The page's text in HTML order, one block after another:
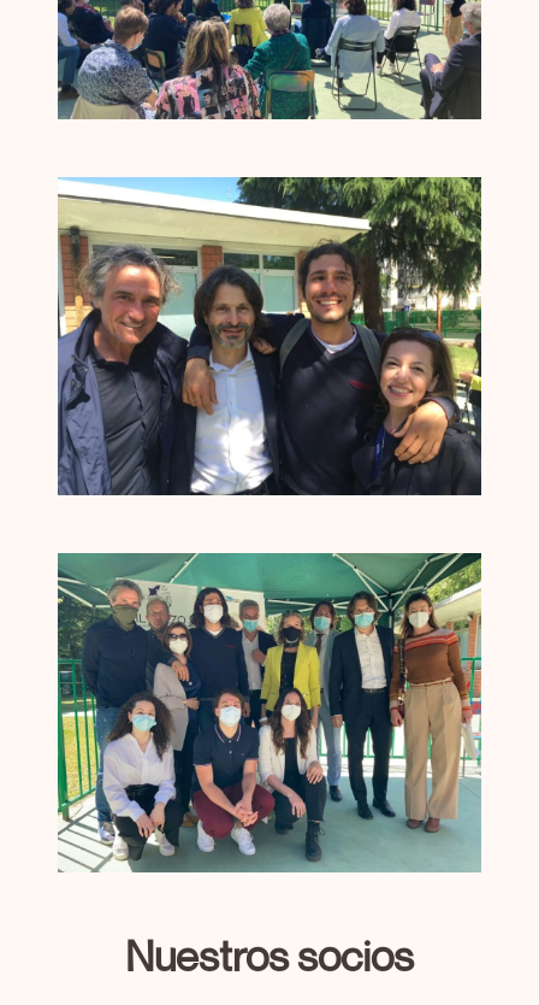
Nuestros socios